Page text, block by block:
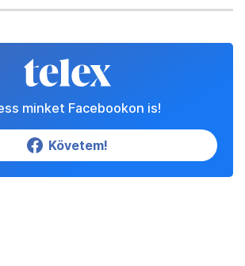
minket Facebookon is!
Követem!